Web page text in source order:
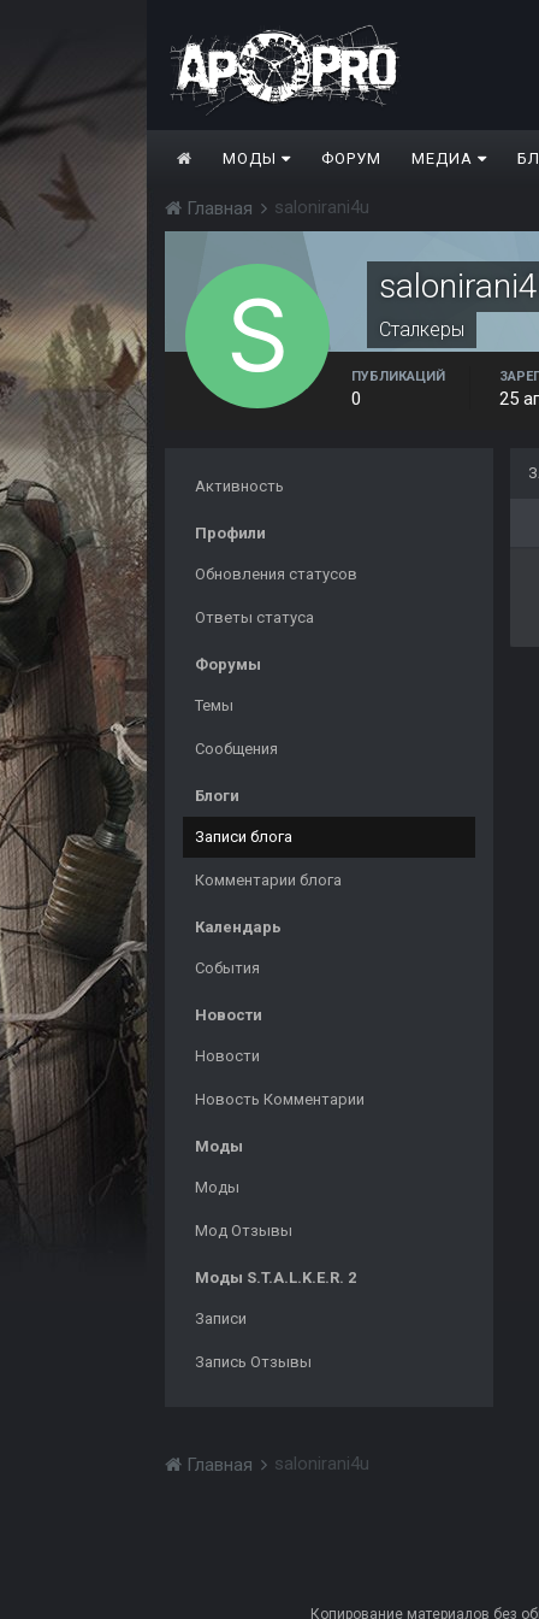
МОДЫ ФОРУМ МЕДИА
Главная salonirani4u
Сталкеры
ПУБЛИКАЦИЙ
0 25
Активность
Профили
Обновления статусов
Ответы статуса
Форумы
Темы
Сообщения
Блоги
Записи блога
Комментарии блога
Календарь
События
Новости
Новости
Новость Комментарии
Моды
Моды
Мод Отзывы
Моды S.T.A.L.K.E.R. 2
Записи
Запись Отзывы
Главная salonirani4u
Копирование материалов без